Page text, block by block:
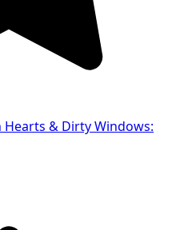
& Dirty Windows: